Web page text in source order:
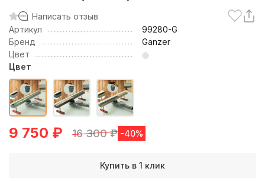
Написать отзыв
Артикул
99280-G
Бренд
Ganzer
Цвет
Цвет
9 750 ₽ 16 300₽ -40%
Купить в 1 клик